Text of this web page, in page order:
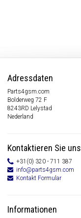
Adressdaten
Parts4gsm.com
Bolderweg 72 F
8243RD Lelystad
Nederland
Kontaktieren Sie uns
+31(0) 320 - 711 387
info@parts4gsm.com
Kontakt Formular
Informationen